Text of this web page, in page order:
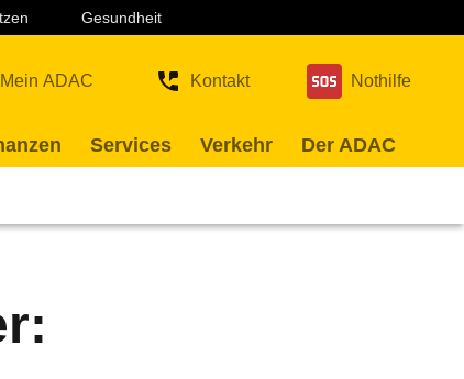
Gesundheit
Mein ADAC Kontakt Nothilfe
Services Verkehr Der ADAC